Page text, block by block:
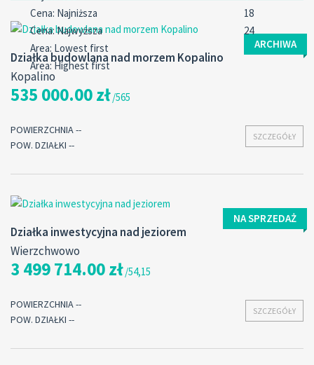
Zapomniałeś
hasła? ZALOGUJ
Zapamiętaj mnie
ARCHIWA
Działka budowlana nad morzem Kopalino
Kopalino
535 000.00 zł /565
SZCZEGÓŁY
POWIERZCHNIA --
POW. DZIAŁKI --
NA SPRZEDAŻ
Działka inwestycyjna nad jeziorem
Wierzchwowo
3 499 714.00 zł /54,15
SZCZEGÓŁY
POWIERZCHNIA --
POW. DZIAŁKI --